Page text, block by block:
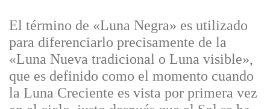
El término de «Luna Negra» es utilizado
para diferenciarlo precisamente de la
«Luna Nueva tradicional o Luna visible»,
que es definido como el momento cuando
la Luna Creciente es vista por primera vez